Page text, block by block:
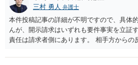
三村 勇人 弁護士
本件投稿記事の詳細が不明ですので、具体
んが、開示請求はいずれも要件事実を立証
責任は請求者側にあります。 相手方からの
方が口頭で反論したのは、仮処分は迅速性